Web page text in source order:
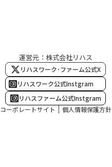
運営元：株式会社リハス
リハスワーク･ファーム公式X
リハスワーク公式Instgram
リハスファーム公式Instgram
コーポレートサイト
個人情報保護方針